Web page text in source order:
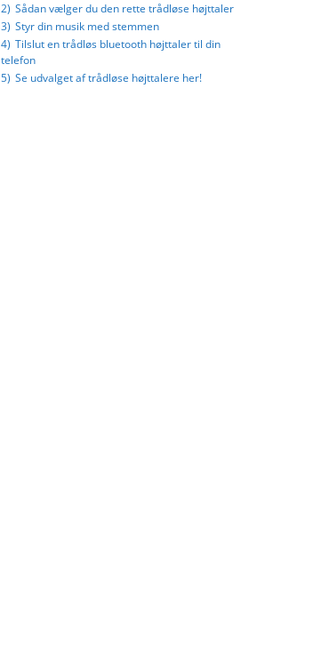
2) Sådan vælger du den rette trådløse højttaler
3) Styr din musik med stemmen
4) Tilslut en trådløs bluetooth højttaler til din
telefon
5) Se udvalget af trådløse højttalere her!